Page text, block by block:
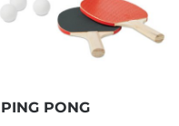
PING PONG